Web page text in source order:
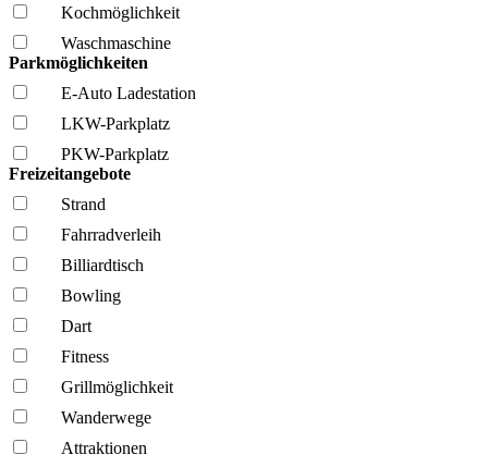
Kochmöglich­keit
Wasch­maschine
Parkmöglichkeiten
E-Auto Ladestation
LKW-Parkplatz
PKW-Parkplatz
Freizeitangebote
Strand
Fahrrad­verleih
Billiardtisch
Bowling
Dart
Fitness
Grillmöglich­keit
Wanderwege
Attraktionen